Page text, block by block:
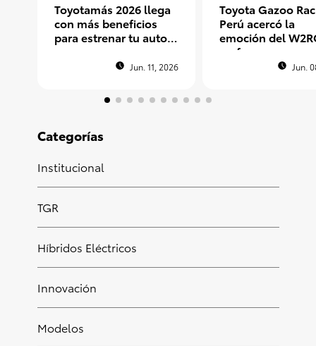
Toyotamás 2026 llega
con más beneficios
para estrenar tu auto
Jun. 11, 2026
Toyota Gazoo
Perú acercó la
emoción del
un fan peruano
Jun.
Categorías
Institucional
TGR
Híbridos Eléctricos
Innovación
Modelos